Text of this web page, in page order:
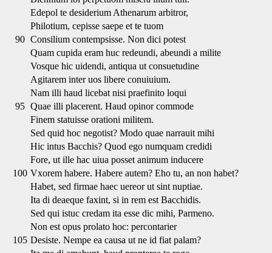
Edepol te desiderium Athenarum arbitror,
Philotium, cepisse saepe et te tuom
90 Consilium contempsisse. Non dici potest
Quam cupida eram huc redeundi, abeundi a milite
Vosque hic uidendi, antiqua ut consuetudine
Agitarem inter uos libere conuiuium.
Nam illi haud licebat nisi praefinito loqui
95 Quae illi placerent. Haud opinor commode
Finem statuisse orationi militem.
Sed quid hoc negotist? Modo quae narrauit mihi
Hic intus Bacchis? Quod ego numquam credidi
Fore, ut ille hac uiua posset animum inducere
100 Vxorem habere. Habere autem? Eho tu, an non habet?
Habet, sed firmae haec uereor ut sint nuptiae.
Ita di deaeque faxint, si in rem est Bacchidis.
Sed qui istuc credam ita esse dic mihi, Parmeno.
Non est opus prolato hoc: percontarier
105 Desiste. Nempe ea causa ut ne id fiat palam?